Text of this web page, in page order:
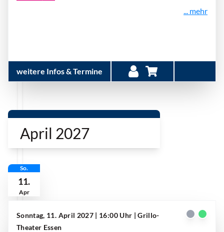
... mehr
weitere Infos & Termine
April 2027
So.
11.
Apr
Sonntag, 11. April 2027 | 16:00 Uhr | Grillo-
Theater Essen